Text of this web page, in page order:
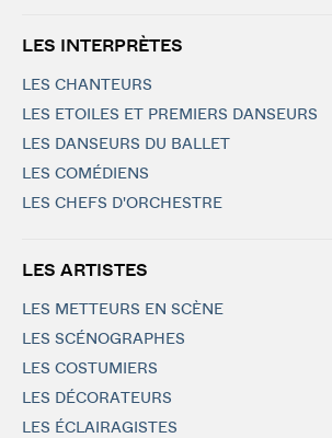
LES INTERPRÈTES
LES CHANTEURS
LES ETOILES ET PREMIERS DANSEURS
LES DANSEURS DU BALLET
LES COMÉDIENS
LES CHEFS D'ORCHESTRE
LES ARTISTES
LES METTEURS EN SCÈNE
LES SCÉNOGRAPHES
LES COSTUMIERS
LES DÉCORATEURS
LES ÉCLAIRAGISTES